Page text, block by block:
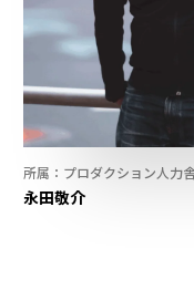
所属：プロダクション人力
永田敬介